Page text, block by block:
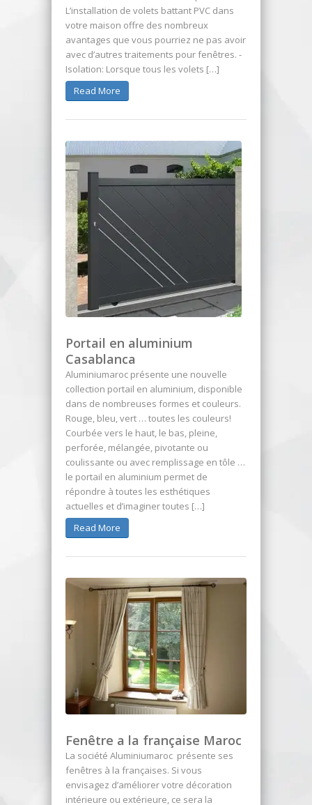
L’installation de volets battant PVC dans
votre maison offre des nombreux
avantages que vous pourriez ne pas avoir
avec d’autres traitements pour fenêtres. -
Isolation: Lorsque tous les volets […]
Read More
Portail en aluminium
Casablanca
Aluminiumaroc présente une nouvelle
collection portail en aluminium, disponible
dans de nombreuses formes et couleurs.
Rouge, bleu, vert … toutes les couleurs!
Courbée vers le haut, le bas, pleine,
perforée, mélangée, pivotante ou
coulissante ou avec remplissage en tôle …
le portail en aluminium permet de
répondre à toutes les esthétiques
actuelles et d’imaginer toutes […]
Read More
Fenêtre a la française Maroc
La société Aluminiumaroc présente ses
fenêtres à la françaises. Si vous
envisagez d’améliorer votre décoration
intérieure ou extérieure, ce sera la